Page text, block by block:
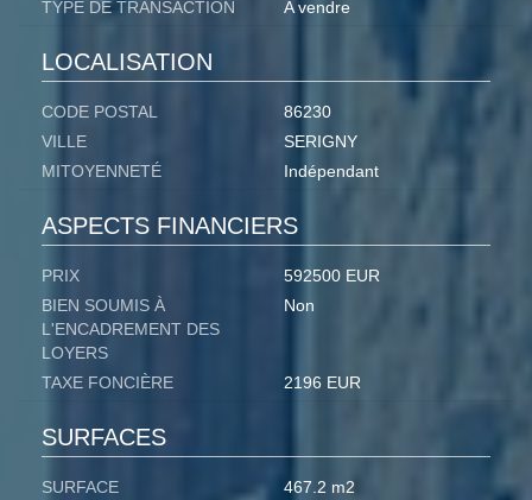
TYPE DE TRANSACTION
A vendre
LOCALISATION
CODE POSTAL
86230
VILLE
SERIGNY
MITOYENNETÉ
Indépendant
ASPECTS FINANCIERS
PRIX
592500 EUR
BIEN SOUMIS À
L'ENCADREMENT DES
LOYERS
Non
TAXE FONCIÈRE 2196 EUR
SURFACES
SURFACE 467.2 m2